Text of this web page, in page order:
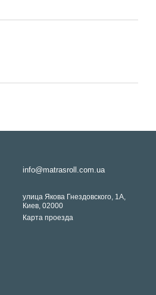
info@matrasroll.com.ua
улица Якова Гнездовского, 1А,
Киев, 02000
Карта проезда